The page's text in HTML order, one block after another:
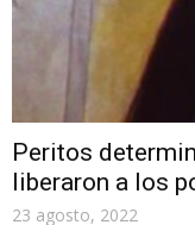
Peritos
liberaron a los
23 agosto, 2022